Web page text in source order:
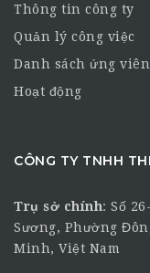
Thông tin công ty
Quản lý công việc
Danh sách ứng viên
Hoạt động
CÔNG TY TNHH
Trụ sở chính: Số
Sương, Phường
Minh, Việt Nam